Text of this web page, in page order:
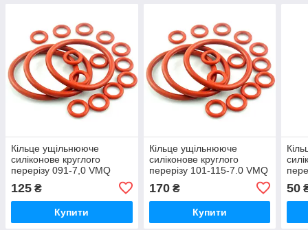
Кільце ущільнююче
силіконове круглого
перерізу 091-7,0 VMQ
125 ₴
Купити
Кільце ущільнююче
силіконове круглого
перерізу 101-115-7.0 VMQ
170₴
Купити
50